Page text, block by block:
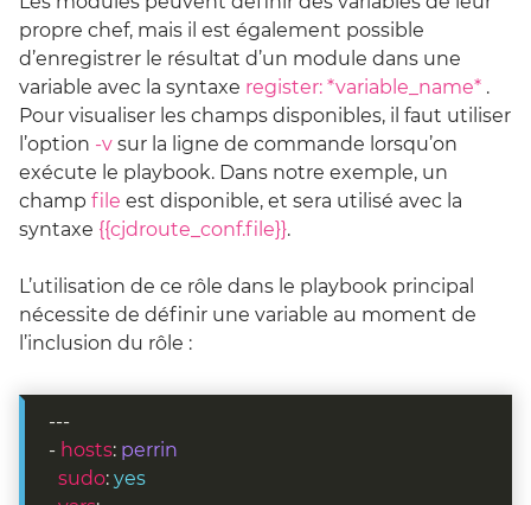
propre chef, mais il est également possible
d’enregistrer le résultat d’un module dans une
variable avec la syntaxe register: *variable_name* .
Pour visualiser les champs disponibles, il faut utiliser
l’option -v sur la ligne de commande lorsqu’on
exécute le playbook. Dans notre exemple, un
champ file est disponible, et sera utilisé avec la
syntaxe {{cjdroute_conf.file}}.
L’utilisation de ce rôle dans le playbook principal
nécessite de définir une variable au moment de
l’inclusion du rôle :
- hosts: perrin
sudo: yes